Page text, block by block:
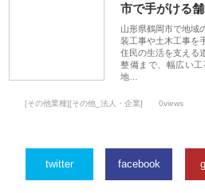
市で手がける
山形県鶴岡市で地域
装工事や土木工事を
住民の生活を支える
整備まで、幅広い工
地…
[その他業種][その他_法人・企業] 0views
twitter facebook